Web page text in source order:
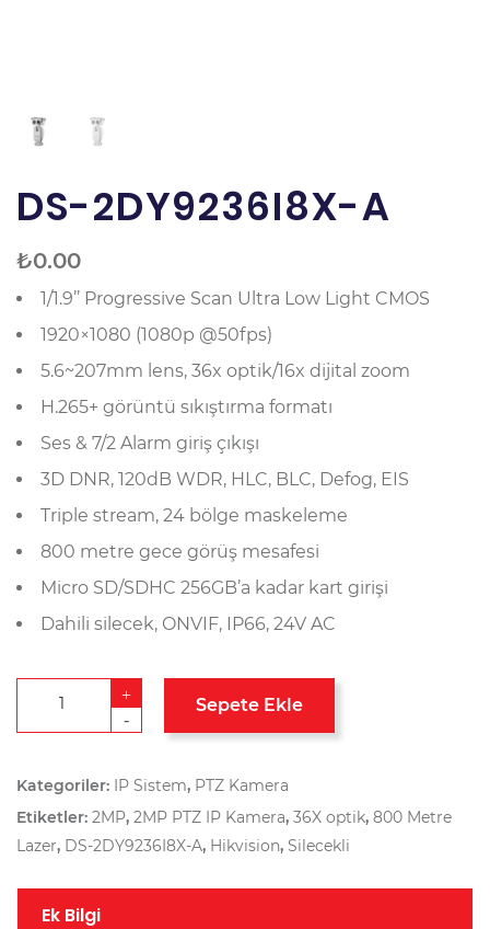
DS-2DY9236I8X-A
₺0.00
1/1.9’’ Progressive Scan Ultra Low Light CMOS
1920×1080 (1080p @50fps)
5.6~207mm lens, 36x optik/16x dijital zoom
H.265+ görüntü sıkıştırma formatı
Ses & 7/2 Alarm giriş çıkışı
3D DNR, 120dB WDR, HLC, BLC, Defog, EIS
Triple stream, 24 bölge maskeleme
800 metre gece görüş mesafesi
Micro SD/SDHC 256GB’a kadar kart girişi
Dahili silecek, ONVIF, IP66, 24V AC
-
+
Sepete Ekle
Kategoriler: IP Sistem, PTZ Kamera
Etiketler: 2MP, 2MP PTZ IP Kamera, 36X optik, 800 Metre
Lazer, DS-2DY9236I8X-A, Hikvision, Silecekli
Ek Bilgi